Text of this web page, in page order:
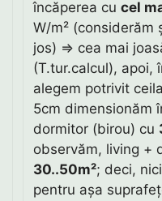
încăperea cu cel
W/m² (considerăm
jos) ⇒ cea mai
(T.tur.calcul), apoi,
alegem potrivit
5cm dimensionăm
dormitor (birou) cu
observăm, living +
30..50m²; deci,
pentru așa